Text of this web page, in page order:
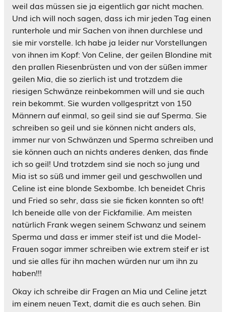
weil das müssen sie ja eigentlich gar nicht machen.
Und ich will noch sagen, dass ich mir jeden Tag einen
runterhole und mir Sachen von ihnen durchlese und
sie mir vorstelle. Ich habe ja leider nur Vorstellungen
von ihnen im Kopf: Von Celine, der geilen Blondine mit
den prallen Riesenbrüsten und von der süßen immer
geilen Mia, die so zierlich ist und trotzdem die
riesigen Schwänze reinbekommen will und sie auch
rein bekommt. Sie wurden vollgespritzt von 150
Männern auf einmal, so geil sind sie auf Sperma. Sie
schreiben so geil und sie können nicht anders als,
immer nur von Schwänzen und Sperma schreiben und
sie können auch an nichts anderes denken, das finde
ich so geil! Und trotzdem sind sie noch so jung und
Mia ist so süß und immer geil und geschwollen und
Celine ist eine blonde Sexbombe. Ich beneidet Chris
und Fried so sehr, dass sie sie ficken konnten so oft!
Ich beneide alle von der Fickfamilie. Am meisten
natürlich Frank wegen seinem Schwanz und seinem
Sperma und dass er immer steif ist und die Model-
Frauen sogar immer schreiben wie extrem steif er ist
und sie alles für ihn machen würden nur um ihn zu
haben!!!
Okay ich schreibe dir Fragen an Mia und Celine jetzt
im einem neuen Text, damit die es auch sehen. Bin